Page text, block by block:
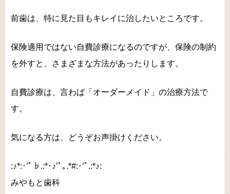
前歯は、特に見た目もキレイに治したいところです。
保険適用ではない自費診療になるのですが、保険の制約
を外すと、さまざまな方法があったりします。
自費診療は、言わば「オーダーメイド」の治療方法で
す。
気になる方は、どうぞお声掛けください。
:♪*:･’ﾟ♭.:*･♪’ﾟ｡.*#:･’ﾟ.:*♪:
みやもと歯科